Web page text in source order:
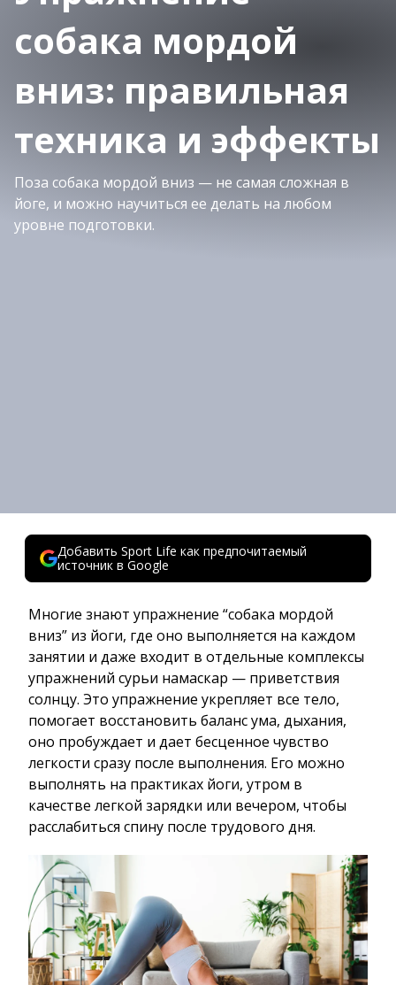
собака мордой
вниз: правильная
техника и эффекты
Поза собака мордой вниз — не самая сложная в
йоге, и можно научиться ее делать на любом
уровне подготовки.
Добавить Sport Life как предпочитаемый
источник в Google
Многие знают упражнение “собака мордой
вниз” из йоги, где оно выполняется на каждом
занятии и даже входит в отдельные комплексы
упражнений сурьи намаскар — приветствия
солнцу. Это упражнение укрепляет все тело,
помогает восстановить баланс ума, дыхания,
оно пробуждает и дает бесценное чувство
легкости сразу после выполнения. Его можно
выполнять на практиках йоги, утром в
качестве легкой зарядки или вечером, чтобы
расслабиться спину после трудового дня.